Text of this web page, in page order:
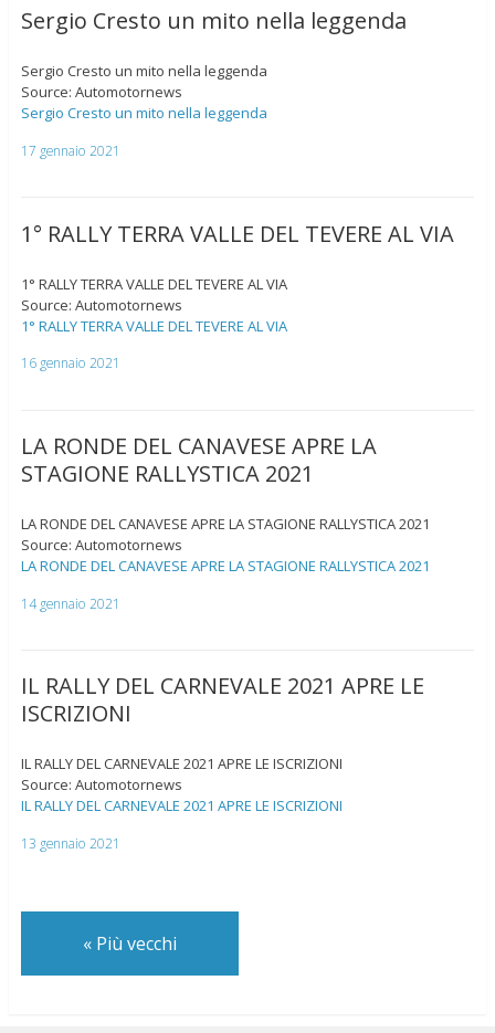
Sergio Cresto un mito nella leggenda
Sergio Cresto un mito nella leggenda
Source: Automotornews
Sergio Cresto un mito nella leggenda
17 gennaio 2021
1° RALLY TERRA VALLE DEL TEVERE AL VIA
1° RALLY TERRA VALLE DEL TEVERE AL VIA
Source: Automotornews
1° RALLY TERRA VALLE DEL TEVERE AL VIA
16 gennaio 2021
LA RONDE DEL CANAVESE APRE LA
STAGIONE RALLYSTICA 2021
LA RONDE DEL CANAVESE APRE LA STAGIONE RALLYSTICA 2021
Source: Automotornews
LA RONDE DEL CANAVESE APRE LA STAGIONE RALLYSTICA 2021
14 gennaio 2021
IL RALLY DEL CARNEVALE 2021 APRE LE
ISCRIZIONI
IL RALLY DEL CARNEVALE 2021 APRE LE ISCRIZIONI
Source: Automotornews
IL RALLY DEL CARNEVALE 2021 APRE LE ISCRIZIONI
13 gennaio 2021
«Più vecchi